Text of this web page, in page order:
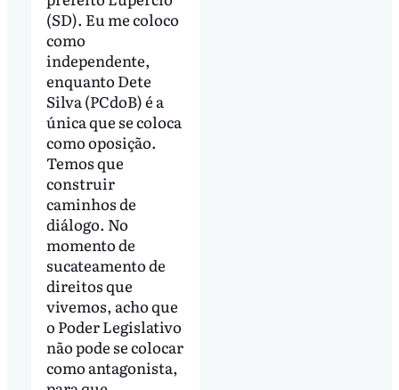
(SD). Eu me coloco
como
independente,
enquanto Dete
Silva (PCdoB) é a
única que se coloca
como oposição.
Temos que
construir
caminhos de
diálogo. No
momento de
sucateamento de
direitos que
vivemos, acho que
o Poder Legislativo
não pode se colocar
como antagonista,